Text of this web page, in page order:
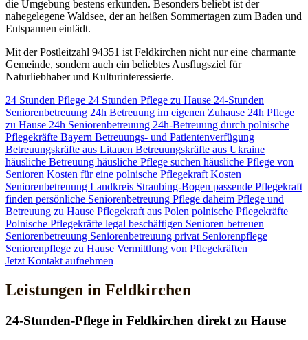
die Umgebung bestens erkunden. Besonders beliebt ist der
nahegelegene Waldsee, der an heißen Sommertagen zum Baden und
Entspannen einlädt.
Mit der Postleitzahl 94351 ist Feldkirchen nicht nur eine charmante
Gemeinde, sondern auch ein beliebtes Ausflugsziel für
Naturliebhaber und Kulturinteressierte.
24 Stunden Pflege 24 Stunden Pflege zu Hause 24-Stunden
Seniorenbetreuung 24h Betreuung im eigenen Zuhause 24h Pflege
zu Hause 24h Seniorenbetreuung 24h-Betreuung durch polnische
Pflegekräfte Bayern Betreuungs- und Patientenverfügung
Betreuungskräfte aus Litauen Betreuungskräfte aus Ukraine
häusliche Betreuung häusliche Pflege suchen häusliche Pflege von
Senioren Kosten für eine polnische Pflegekraft Kosten
Seniorenbetreuung Landkreis Straubing-Bogen passende Pflegekraft
finden persönliche Seniorenbetreuung Pflege daheim Pflege und
Betreuung zu Hause Pflegekraft aus Polen polnische Pflegekräfte
Polnische Pflegekräfte legal beschäftigen Senioren betreuen
Seniorenbetreuung Seniorenbetreuung privat Seniorenpflege
Seniorenpflege zu Hause Vermittlung von Pflegekräften
Jetzt Kontakt aufnehmen
Leistungen in Feldkirchen
24-Stunden-Pflege in Feldkirchen direkt zu Hause